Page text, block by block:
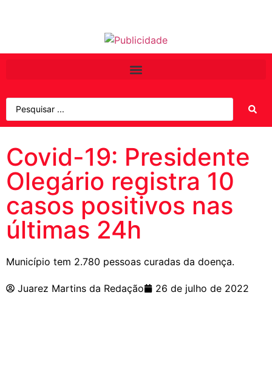
Covid-19: Presidente
Olegário registra 10
casos positivos nas
últimas 24h
Município tem 2.780 pessoas curadas da doença.
Juarez Martins da Redação 26 de julho de 2022